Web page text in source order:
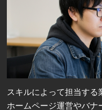
スキルによって担当す
ホームページ運営やバナ